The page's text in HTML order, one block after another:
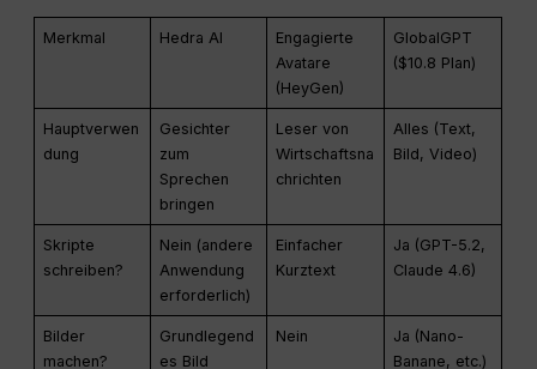
Merkmal Hedra AI
Engagierte
Avatare
(HeyGen)
GlobalGPT
($10.8 Plan)
Hauptverwen
dung
Gesichter
zum
Sprechen
bringen
Leser von
Wirtschaftsna
chrichten
Alles (Text,
Bild, Video)
Skripte
schreiben?
Nein (andere
Anwendung
erforderlich)
Einfacher
Kurztext
Ja (GPT-5.2,
Claude 4.6)
Bilder
machen?
Grundlegend
es Bild
Nein
Ja (Nano-
Banane, etc.)